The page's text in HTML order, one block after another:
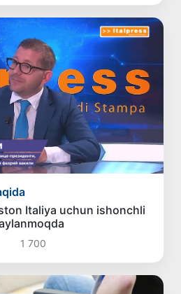
Italiya uchun ishonchli
1 700